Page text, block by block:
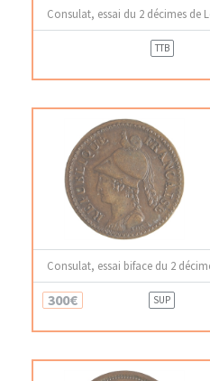
Consulat, essai du 2 décimes de
TTB
Consulat, essai biface du 2
300€ SUP